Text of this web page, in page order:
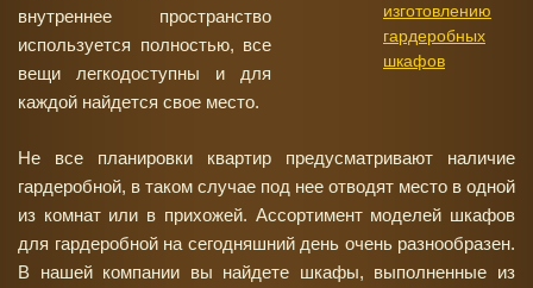
изготовлению
гардеробных
шкафов
внутреннее пространство
используется полностью, все
вещи легкодоступны и для
каждой найдется свое место.
Не все планировки квартир предусматривают наличие
гардеробной, в таком случае под нее отводят место в одной
из комнат или в прихожей. Ассортимент моделей шкафов
для гардеробной на сегодняшний день очень разнообразен.
В нашей компании вы найдете шкафы, выполненные из